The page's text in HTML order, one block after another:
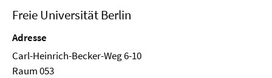
Freie Universität Berlin
Adresse
Carl-Heinrich-Becker-Weg 6-10
Raum 053